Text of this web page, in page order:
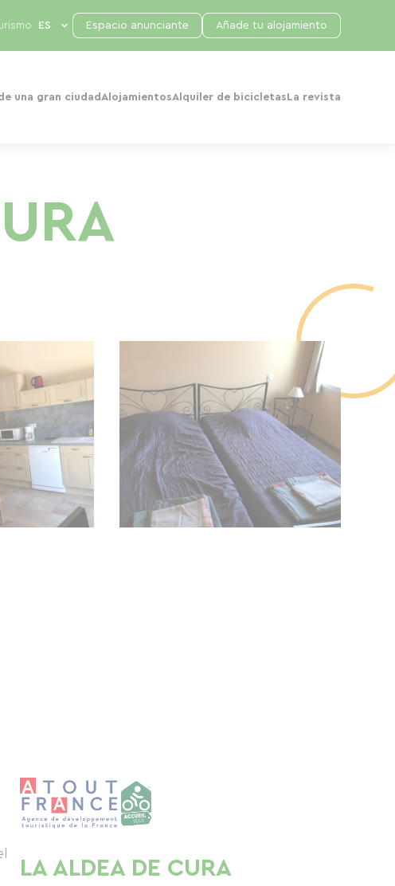
una gran ciudad AlojamientosAlquiler de bicicletas La revista
Espacio anunciante Añade tu alojamiento
LA ALDEA DE CURA